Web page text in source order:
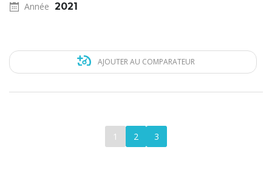
Année 2021
AJOUTER AU COMPARATEUR
1 2 3